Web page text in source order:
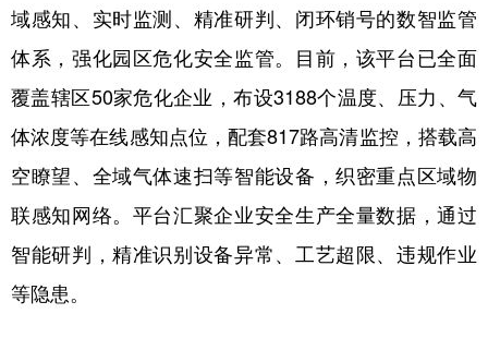
公益 一带一路 亚太网 上市公司
地方频道
北京 天津 河北 山西
辽宁 吉林 上海 江苏
浙江
域感知、实时监测、精准研判、闭环销号的数智监管
体系，强化园区危化安全监管。目前，该平台已全面
覆盖辖区50家危化企业，布设3188个温度、压力、气
体浓度等在线感知点位，配套817路高清监控，搭载高
空瞭望、全域气体速扫等智能设备，织密重点区域物
联感知网络。平台汇聚企业安全生产全量数据，通过
智能研判，精准识别设备异常、工艺超限、违规作业
等隐患。